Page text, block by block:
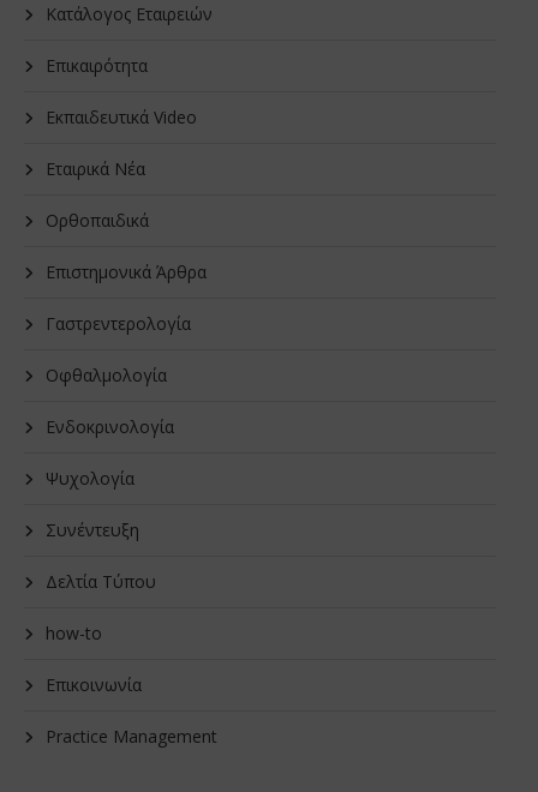
Κατάλογος Εταιρειών
Επικαιρότητα
Εκπαιδευτικά Video
Εταιρικά Νέα
Oρθοπαιδικά
Επιστημονικά Άρθρα
Γαστρεντερολογία
Οφθαλμολογία
Ενδοκρινολογία
Ψυχολογία
Συνέντευξη
Δελτία Τύπου
how-to
Επικοινωνία
Practice Management